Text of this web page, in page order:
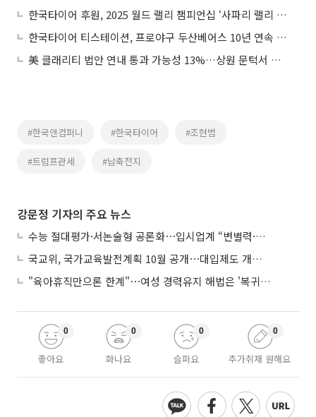
한국타이어 후원, 2025 월드 랠리 챔피언십 ‘사파리 랠리 케냐’ 개최
한국타이어 티스테이션, 프로야구 두산베어스 10년 연속 스폰서십 체결
美 클래리티 법안 연내 통과 가능성 13%…상원 문턱서 제동
#한국앤컴퍼니 #한국타이어 #조현범
#트럼프관세 #납축전지
강문정 기자의 주요 뉴스
수능 절대평가·서논술형 공론화⋯입시업계 “변별력·사교육 대책 먼저”
국교위, 국가교육발전계획 10월 공개⋯대입제도 개편 공론화 추진
"육아휴직만으론 한계"⋯여성 경력유지 해법은 '복귀 후 유연근무’
좋아요
0
화나요
0
슬퍼요
0
추가취재 원해요
0